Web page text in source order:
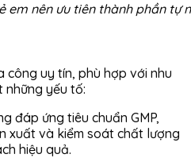
em nên ưu tiên thành phần tự
uy tín, phù hợp với nhu
những yếu tố:
đáp ứng tiêu chuẩn GMP,
xuất và kiểm soát chất lượng
hiệu quả.